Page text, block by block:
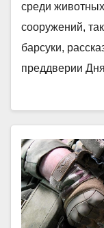
среди
сооружений,
барсуки,
преддверии